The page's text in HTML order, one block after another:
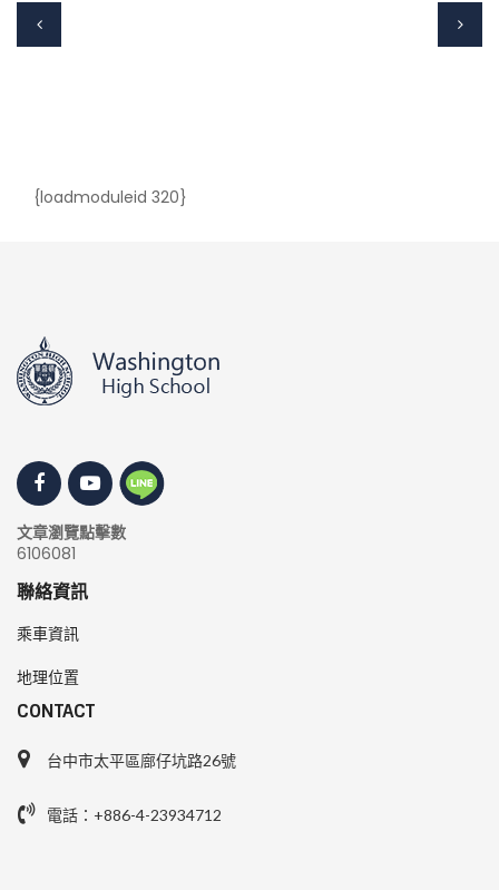
{loadmoduleid 320}
文章瀏覽點擊數
6106081
聯絡資訊
乘車資訊
地理位置
CONTACT
台中市太平區廍仔坑路26號
電話：+886-4-23934712